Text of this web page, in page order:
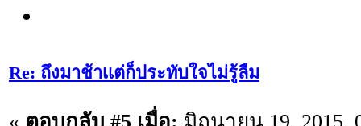
Re: ถึงมาช้าเเต่ก็ประทับใจไม่รู้ลืม